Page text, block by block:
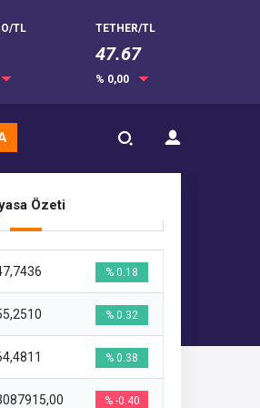
TL TETHER/TL
47.67
% 0,00
Özeti
% 0.18
% 0.32
% 0.38
% -0.40